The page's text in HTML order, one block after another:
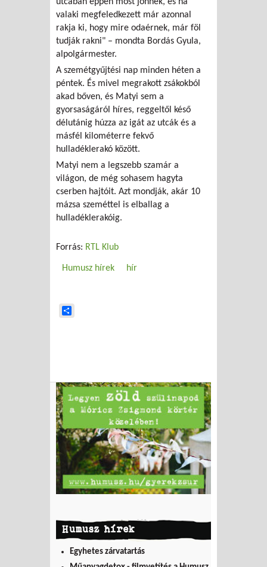
valaki megfeledkezett már azonnal
rakja ki, hogy mire odaérnek, már föl
tudják rakni" – mondta Bordás Gyula,
alpolgármester.
A szemétgyűjtési nap minden héten a
péntek. És mivel megrakott zsákokból
akad bőven, és Matyi sem a
gyorsaságáról híres, reggeltől késő
délutánig húzza az igát az utcák és a
másfél kilométerre fekvő
hulladéklerakó között.
Matyi nem a legszebb szamár a
világon, de még sohasem hagyta
cserben hajtóit. Azt mondják, akár 10
mázsa szeméttel is elballag a
hulladéklerakóig.
Forrás: RTL Klub
Humusz hírek hír
Humusz hírek
Egyhetes zárvatartás